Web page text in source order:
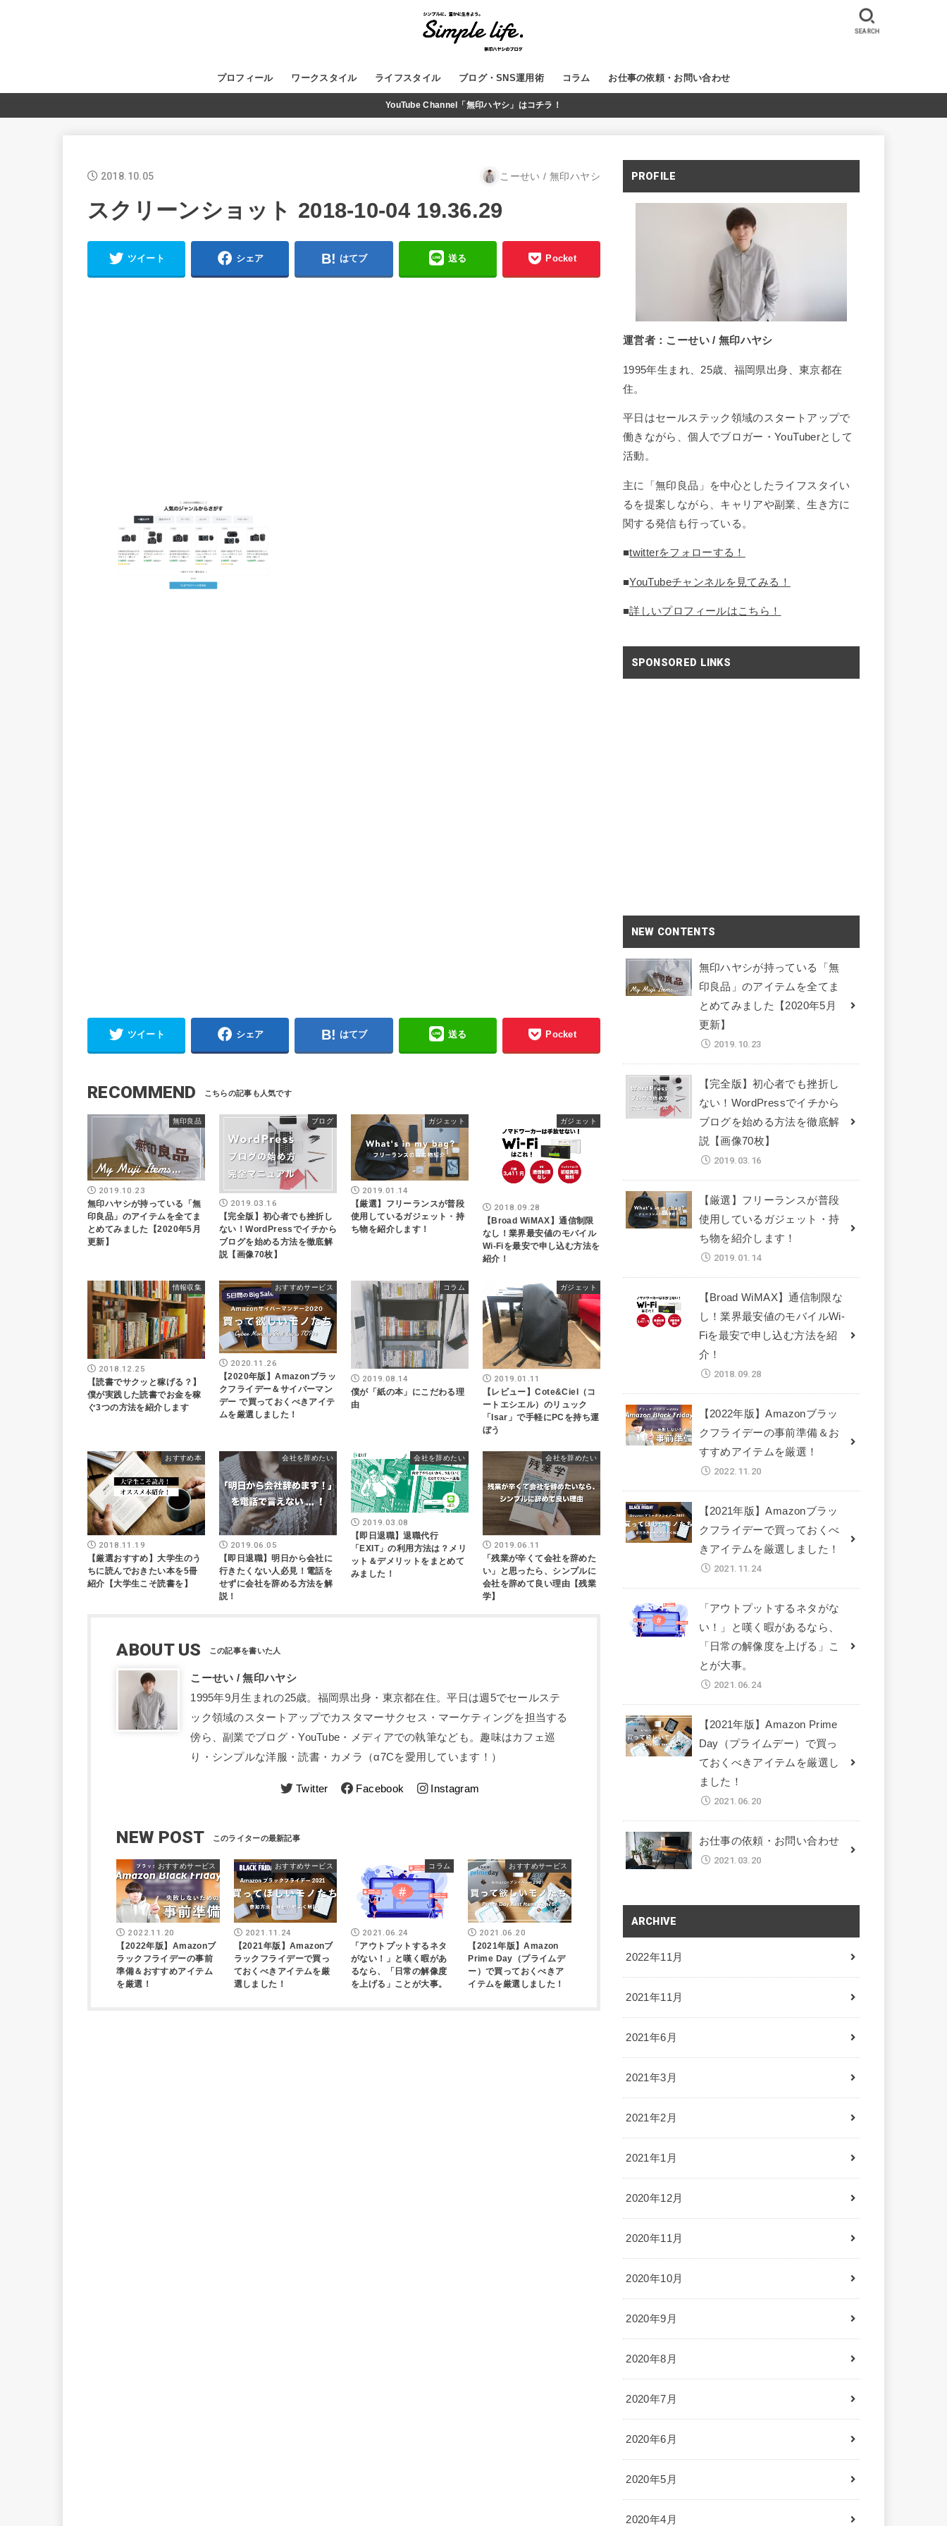
プロフィール ワークスタイル ライフスタイル
GADGET
MUJI
ブログ・SNS運用術
WordPress
ブログ運営
SNS
YouTube
コラム お仕事の依頼・お問い合わせ
SEARCH
YouTube Channel「無印ハヤシ」はコチラ！
2018.10.05 こーせい / 無印ハヤシ
スクリーンショット 2018-10-04 19.36.29
ツイート シェア はてブ 送る Pocket
ツイート シェア はてブ 送る Pocket
RECOMMEND
無印良品
2019.10.23
無印ハヤシが持っている「無
印良品」のアイテムを全てま
とめてみました【2020年5月
更新】
ブログ
2019.03.16
【完全版】初心者でも挫折し
ない！WordPressでイチから
ブログを始める方法を徹底解
説【画像70枚】
ガジェット
2019.01.14
【厳選】フリーランスが普段
使用しているガジェット・持
ち物を紹介します！
ガジェット
2018.09.28
【Broad WiMAX】通信制限
なし！業界最安値のモバイル
Wi-Fiを最安で申し込む方法を
紹介！
情報収集
2018.12.25
【読書でサクッと稼げる？】
僕が実践した読書でお金を稼
ぐ3つの方法を紹介します
おすすめサービス
2020.11.26
【2020年版】Amazonブラッ
クフライデー＆サイバーマン
デー で買っておくべきアイテ
ムを厳選しました！
コラム
2019.08.14
僕が「紙の本」にこだわる理
由
ガジェット
2019.01.11
【レビュー】Cote&Ciel（コ
ートエシエル）のリュック
「Isar」で手軽にPCを持ち運
ぼう
おすすめ本
2018.11.19
【厳選おすすめ】大学生のう
ちに読んでおきたい本を5冊
紹介【大学生こそ読書を】
会社を辞めたい
2019.06.05
【即日退職】明日から会社に
行きたくない人必見！電話を
せずに会社を辞める方法を解
説！
会社を辞めたい
2019.03.08
【即日退職】退職代行
「EXIT」の利用方法は？メリ
ット＆デメリットをまとめて
みました！
会社を辞めたい
2019.06.11
「残業が辛くて会社を辞めた
い」と思ったら、シンプルに
会社を辞めて良い理由【残業
学】
ABOUT US
こーせい / 無印ハヤシ
1995年9月生まれの25歳。福岡県出身・東京都在住。平日は週5でセールステ
ック領域のスタートアップでカスタマーサクセス・マーケティングを担当する
傍ら、副業でブログ・YouTube・メディアでの執筆なども。趣味はカフェ巡
り・シンプルな洋服・読書・カメラ（α7Cを愛用しています！）
Twitter Facebook Instagram
NEW POST
おすすめサービス
2022.11.20
【2022年版】Amazonブ
ラックフライデーの事前
準備＆おすすめアイテム
を厳選！
おすすめサービス
2021.11.24
【2021年版】Amazonブ
ラックフライデーで買っ
ておくべきアイテムを厳
選しました！
コラム
2021.06.24
「アウトプットするネタ
がない！」と嘆く暇があ
るなら、「日常の解像度
を上げる」ことが大事。
おすすめサービス
2021.06.20
【2021年版】Amazon
Prime Day（プライムデ
ー）で買っておくべきア
イテムを厳選しました！
PROFILE
運営者：こーせい / 無印ハヤシ
1995年生まれ、25歳、福岡県出身、東京都在
住。
平日はセールステック領域のスタートアップで
働きながら、個人でブロガー・YouTuberとして
活動。
主に「無印良品」を中心としたライフスタイい
るを提案しながら、キャリアや副業、生き方に
関する発信も行っている。
■twitterをフォローする！
■YouTubeチャンネルを見てみる！
■詳しいプロフィールはこちら！
SPONSORED LINKS
NEW CONTENTS
無印ハヤシが持っている「無
印良品」のアイテムを全てま
とめてみました【2020年5月
更新】
2019.10.23
【完全版】初心者でも挫折し
ない！WordPressでイチから
ブログを始める方法を徹底解
説【画像70枚】
2019.03.16
【厳選】フリーランスが普段
使用しているガジェット・持
ち物を紹介します！
2019.01.14
【Broad WiMAX】通信制限な
し！業界最安値のモバイルWi-
Fiを最安で申し込む方法を紹
介！
2018.09.28
【2022年版】Amazonブラッ
クフライデーの事前準備＆お
すすめアイテムを厳選！
2022.11.20
【2021年版】Amazonブラッ
クフライデーで買っておくべ
きアイテムを厳選しました！
2021.11.24
「アウトプットするネタがな
い！」と嘆く暇があるなら、
「日常の解像度を上げる」こ
とが大事。
2021.06.24
【2021年版】Amazon Prime
Day（プライムデー）で買っ
ておくべきアイテムを厳選し
ました！
2021.06.20
お仕事の依頼・お問い合わせ
2021.03.20
ARCHIVE
2022年11月
2021年11月
2021年6月
2021年3月
2021年2月
2021年1月
2020年12月
2020年11月
2020年10月
2020年9月
2020年8月
2020年7月
2020年6月
2020年5月
2020年4月